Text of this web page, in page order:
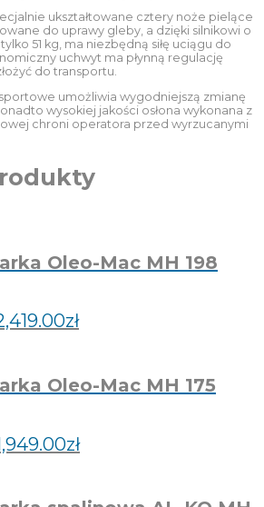
ukształtowane cztery noże pielące
do uprawy gleby, a dzięki silnikowi o
51 kg, ma niezbędną siłę uciągu do
uchwyt ma płynną regulację
do transportu.
umożliwia wygodniejszą zmianę
wysokiej jakości osłona wykonana z
chroni operatora przed wyrzucanymi
Oleo-Mac MH 198
zł
Oleo-Mac MH 175
zł